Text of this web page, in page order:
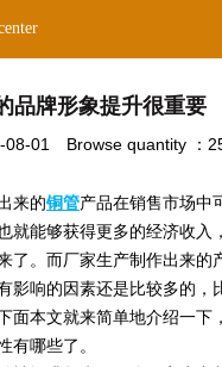
品牌形象提升很重要
08-01 Browse quantity ：
来的铜管产品在销售市场中
就能够获得更多的经济收入
了。而厂家生产制作出来的
影响的因素还是比较多的，
面本文就来简单地介绍一下
有哪些了。